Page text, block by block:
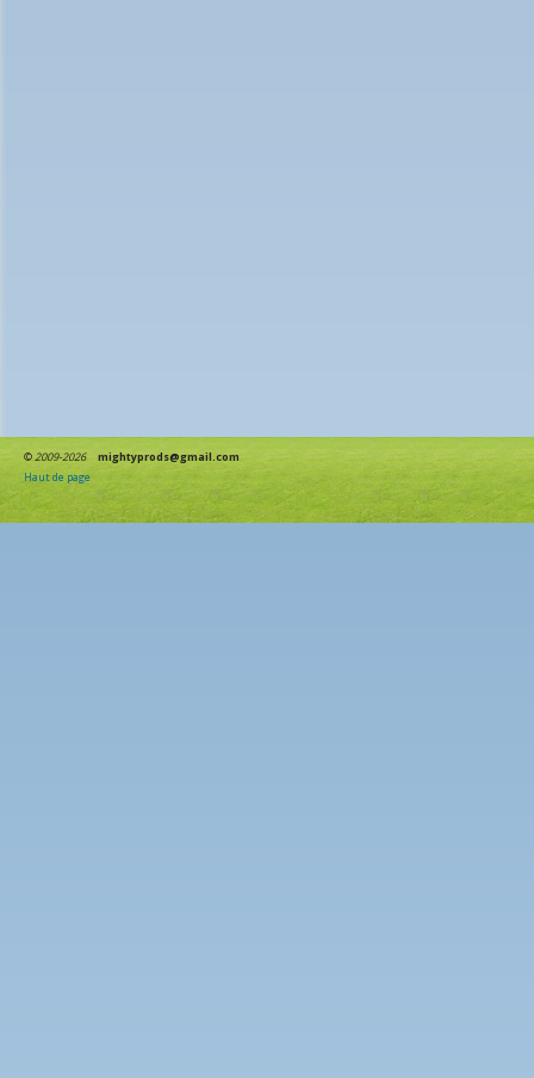
©2009-2026
mightyprods@gmail.com
Haut de page